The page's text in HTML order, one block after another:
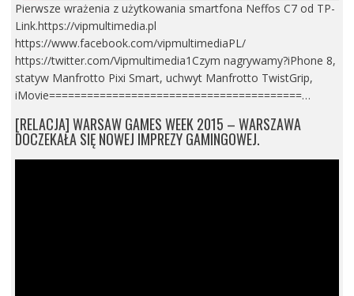
Pierwsze wrażenia z użytkowania smartfona Neffos C7 od TP-
Link.https://vipmultimedia.pl
https://www.facebook.com/vipmultimediaPL/
https://twitter.com/Vipmultimedia1Czym nagrywamy?iPhone 8,
statyw Manfrotto Pixi Smart, uchwyt Manfrotto TwistGrip,
iMovie========================================…
[RELACJA] WARSAW GAMES WEEK 2015 – WARSZAWA
DOCZEKAŁA SIĘ NOWEJ IMPREZY GAMINGOWEJ.